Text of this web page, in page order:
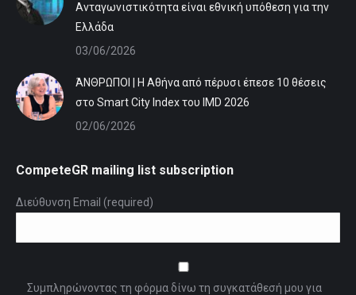
Ανταγωνιστικότητα είναι εθνική υπόθεση για την
Ελλάδα
03/06/2026
ΆΝΘΡΩΠΟΙ | Η Αθήνα από πέρυσι έπεσε 10 θέσεις
στο Smart City Index του IMD 2026
02/06/2026
CompeteGR mailing list subscription
Διεύθυνση Email (required)
Συμπληρώνοντας τη φόρμα δίνω τη συγκατάθεσή μου για